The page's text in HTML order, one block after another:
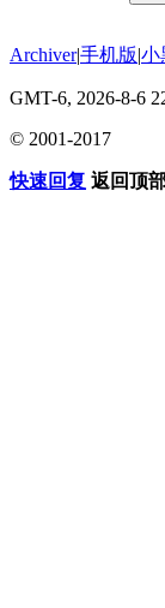
Archiver|手机版|小
GMT-6, 2026-8-6
© 2001-2017
快速回复 返回顶